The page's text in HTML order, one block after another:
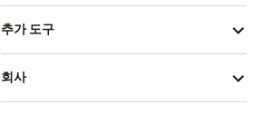
추가 도구
회사